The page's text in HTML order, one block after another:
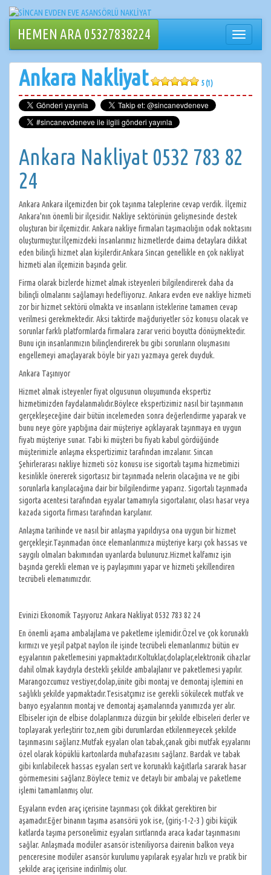
İçeriğe
geçin
HEMEN ARA 05327838224
değiştir
Ankara Nakliyat 5 (1)
Ankara Nakliyat 0532 783 82
24
Ankara Ankara ilçemizden bir çok taşınma taleplerine cevap verdik. İlçemiz
Ankara'nın önemli bir ilçesidir. Nakliye sektörünün gelişmesinde destek
oluşturan bir ilçemizdir. Ankara nakliye firmaları taşımacılığın odak noktasını
oluşturmuştur.İlçemizdeki İnsanlarımız hizmetlerde daima detaylara dikkat
eden bilinçli hizmet alan kişilerdir.Ankara Sincan genellikle en çok nakliyat
hizmeti alan ilçemizin başında gelir.
Firma olarak bizlerde hizmet almak isteyenleri bilgilendirerek daha da
bilinçli olmalarını sağlamayı hedefliyoruz. Ankara evden eve nakliye hizmeti
zor bir hizmet sektörü olmakta ve insanların isteklerine tamamen cevap
verilmesi gerekmektedir. Aksi taktirde mağduriyetler söz konusu olacak ve
sorunlar farklı platformlarda firmalara zarar verici boyutta dönüşmektedir.
Bunu için insanlarımızın bilinçlendirerek bu gibi sorunların oluşmasını
engellemeyi amaçlayarak böyle bir yazı yazmaya gerek duyduk.
Ankara Taşınıyor
Hizmet almak isteyenler fiyat olgusunun oluşumunda ekspertiz
hizmetimizden faydalanmalıdır.Böylece ekspertizimiz nasıl bir taşınmanın
gerçekleşeceğine dair bütün incelemeden sonra değerlendirme yaparak ve
bunu neye göre yaptığına dair müşteriye açıklayarak taşınmaya en uygun
fiyatı müşteriye sunar. Tabi ki müşteri bu fiyatı kabul gördüğünde
müşterimizle anlaşma ekspertizimiz tarafından imzalanır. Sincan
Şehirlerarası nakliye hizmeti söz konusu ise sigortalı taşıma hizmetimizi
kesinlikle önererek sigortasız bir taşınmada nelerin olacağına ve ne gibi
sorunlarla karışılacağına dair bir bilgilendirme yaparız. Sigortalı taşınmada
sigorta acentesi tarafından eşyalar tamamıyla sigortalanır, olası hasar veya
kazada sigorta firması tarafından karşılanır.
Anlaşma tarihinde ve nasıl bir anlaşma yapıldıysa ona uygun bir hizmet
gerçekleşir.Taşınmadan önce elemanlarımıza müşteriye karşı çok hassas ve
saygılı olmaları bakımından uyarılarda bulunuruz.Hizmet kalfamız işin
başında gerekli eleman ve iş paylaşımını yapar ve hizmeti şekillendiren
tecrübeli elemanımızdır.
Evinizi Ekonomik Taşıyoruz Ankara Nakliyat 0532 783 82 24
En önemli aşama ambalajlama ve paketleme işlemidir.Özel ve çok korunaklı
kırmızı ve yeşil patpat naylon ile işinde tecrübeli elemanlarımız bütün ev
eşyalarının paketlemesini yapmaktadır.Koltuklar,dolaplar,elektronik cihazlar
dahil olmak kaydıyla destekli şekilde ambalajlanır ve paketlemesi yapılır.
Marangozcumuz vestiyer,dolap,ünite gibi montaj ve demontaj işlemini en
sağlıklı şekilde yapmaktadır.Tesisatçımız ise gerekli sökülecek mutfak ve
banyo eşyalarının montaj ve demontaj aşamalarında yanımızda yer alır.
Elbiseler için de elbise dolaplarımıza düzgün bir şekilde elbiseleri derler ve
toplayarak yerleştirir toz,nem gibi durumlardan etkilenmeyecek şekilde
taşınmasını sağlarız.Mutfak eşyaları olan tabak,çanak gibi mutfak eşyalarını
özel olarak köpüklü kartonlarda muhafazasını sağlarız. Bardak ve tabak
gibi kırılabilecek hassas eşyaları sert ve korunaklı kağıtlarla sararak hasar
görmemesini sağlarız.Böylece temiz ve detaylı bir ambalaj ve paketleme
işlemi tamamlanmış olur.
Eşyaların evden araç içerisine taşınması çok dikkat gerektiren bir
aşamadır.Eğer binanın taşıma asansörü yok ise, (giriş-1-2-3 ) gibi küçük
katlarda taşıma personelimiz eşyaları sırtlarında araca kadar taşınmasını
sağlar. Anlaşmada modüler asansör isteniliyorsa dairenin balkon veya
penceresine modüler asansör kurulumu yapılarak eşyalar hızlı ve pratik bir
şekilde araç içerisine indirilmiş olur.